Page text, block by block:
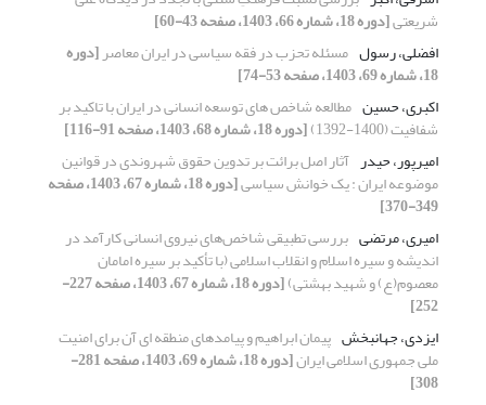
شریعتی[دوره 18، شماره 66، 1403، صفحه 43-60]
افضلی، رسول مسئله تحزب در فقه سیاسی در ایران معاصر[دوره
18، شماره 69، 1403، صفحه 53-74]
اکبری، حسین مطالعه شاخص های توسعه انسانی در ایران با تاکید بر
شفافیت (1400-1392)
[دوره 18، شماره 68، 1403، صفحه 91-116]
امیرپور، حیدر آثار اصل برائت بر تدوین حقوق شهروندی در قوانین
موضوعه ایران : یک خوانش سیاسی [دوره 18، شماره 67، 1403، صفحه
349-370]
امیری، مرتضی بررسی تطبیقی شاخص‌های نیروی انسانی کارآمد در
اندیشه و سیره اسلام و انقلاب اسلامی (با تأکید بر سیره امامان
معصوم(ع) و شهید بهشتی) [دوره 18، شماره 67، 1403، صفحه 227-
252]
ایزدی، جهانبخش پیمان ابراهیم و پیامدهای منطقه ای آن برای امنیت
ملی جمهوری اسلامی ایران [دوره 18، شماره 69، 1403، صفحه 281-
308]